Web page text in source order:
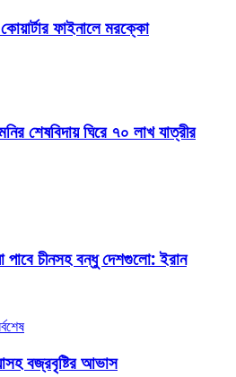
ফাইনালে মরক্কো
শেষবিদায় ঘিরে ৭০ লাখ যাত্রীর
পাবে চীনসহ বন্ধু দেশগুলো: ইরান
বজ্রবৃষ্টির আভাস